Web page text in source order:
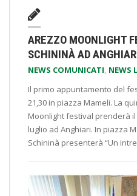
AREZZO MOONLIGHT
SCHININÀ AD
NEWS COMUNICATI, NEWS
Il primo appuntamento del
21,30 in piazza Mameli. La
Moonlight festival prenderà
luglio ad Anghiari. In piazza
Schininà presenterà “Un